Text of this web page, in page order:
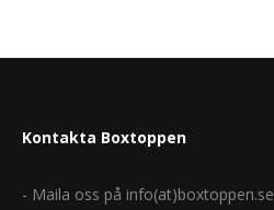
Kontakta Boxtoppen
- Maila oss på info(at)boxtoppen.se